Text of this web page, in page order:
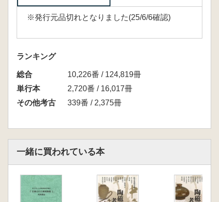
※発行元品切れとなりました(25/6/6確認)
ランキング
総合
10,226番 / 124,819冊
単行本
2,720番 / 16,017冊
その他考古
339番 / 2,375冊
一緒に買われている本